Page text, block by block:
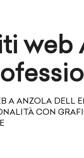
web
A ANZOLA DELL
CON